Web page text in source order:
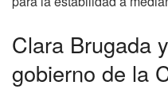
Clara Brugada
gobierno de la